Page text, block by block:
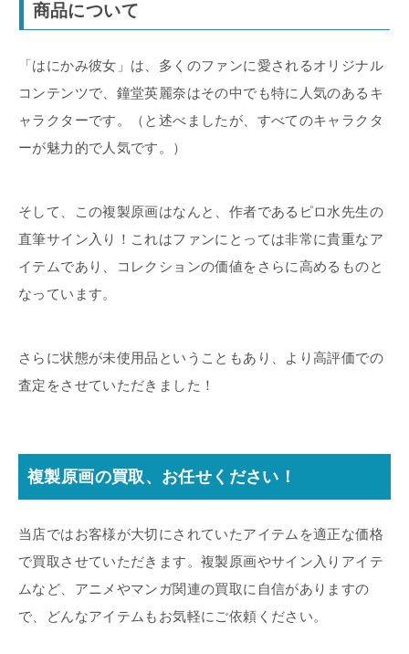
商品について
「はにかみ彼女」は、多くのファンに愛されるオリジナル
コンテンツで、鐘堂英麗奈はその中でも特に人気のあるキ
ャラクターです。（と述べましたが、すべてのキャラクタ
ーが魅力的で人気です。）
そして、この複製原画はなんと、作者であるピロ水先生の
直筆サイン入り！これはファンにとっては非常に貴重なア
イテムであり、コレクションの価値をさらに高めるものと
なっています。
さらに状態が未使用品ということもあり、より高評価での
査定をさせていただきました！
複製原画の買取、お任せください！
当店ではお客様が大切にされていたアイテムを適正な価格
で買取させていただきます。複製原画やサイン入りアイテ
ムなど、アニメやマンガ関連の買取に自信がありますの
で、どんなアイテムもお気軽にご依頼ください。